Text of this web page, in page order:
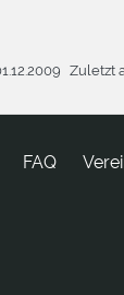
Zuletzt
FAQ